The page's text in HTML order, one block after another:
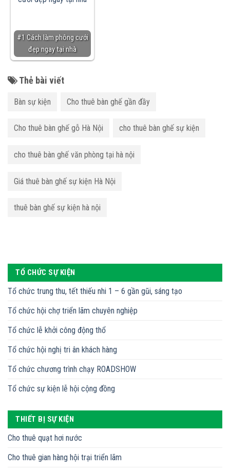
#1 Cách làm phông cưới
đẹp ngay tại nhà
Thẻ bài viết
Bàn sự kiện Cho thuê bàn ghế gần đầy
Cho thuê bàn ghế gỗ Hà Nội cho thuê bàn ghế sự kiện
cho thuê bàn ghế văn phòng tại hà nội
Giá thuê bàn ghế sự kiện Hà Nội
thuê bàn ghế sự kiện hà nội
TỔ CHỨC SỰ KIỆN
Tổ chức trung thu, tết thiếu nhi 1 – 6 gần gũi, sáng tạo
Tổ chức hội chợ triển lãm chuyên nghiệp
Tổ chức lễ khởi công động thổ
Tổ chức hội nghị tri ân khách hàng
Tổ chức chương trình chạy ROADSHOW
Tổ chức sự kiện lễ hội cộng đồng
THIẾT BỊ SỰ KIỆN
Cho thuê quạt hơi nước
Cho thuê gian hàng hội trại triển lãm